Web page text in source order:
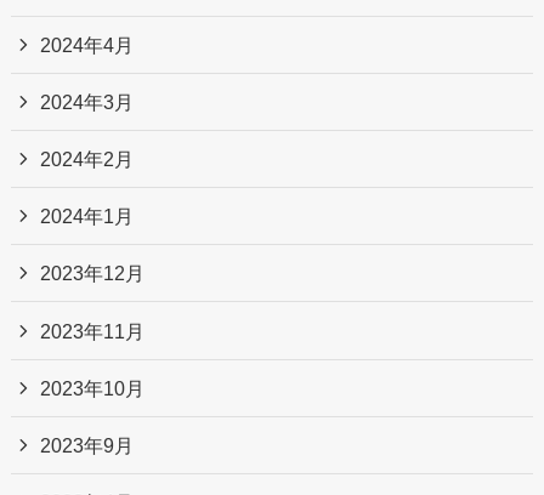
2024年4月
2024年3月
2024年2月
2024年1月
2023年12月
2023年11月
2023年10月
2023年9月